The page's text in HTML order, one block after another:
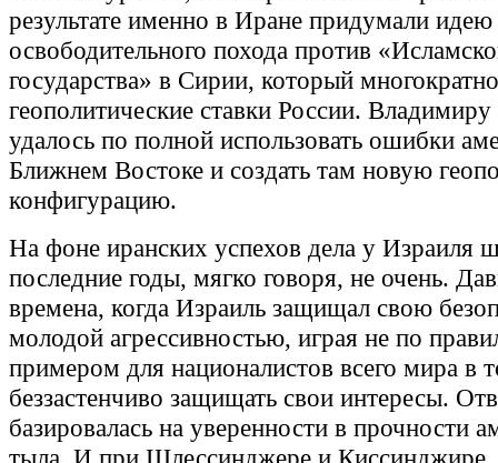
результате именно в Иране придумали идею
освободительного похода против
государства» в Сирии, который
геополитические ставки России.
удалось по полной использовать ошибки
Ближнем Востоке и создать там новую
конфигурацию.
На фоне иранских успехов дела у Израиля
последние годы, мягко говоря, не очень.
времена, когда Израиль защищал свою
молодой агрессивностью, играя не по
примером для националистов всего мира в
беззастенчиво защищать свои интересы.
базировалась на уверенности в прочности